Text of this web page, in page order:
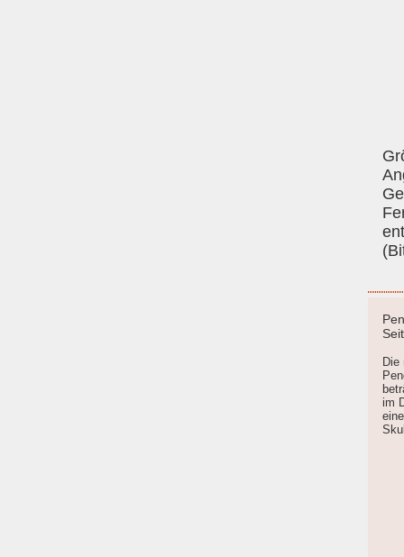
Die
im